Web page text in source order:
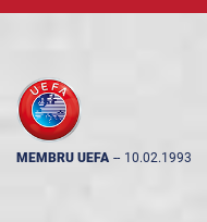
MEMBRU UEFA -- 10.02.1993